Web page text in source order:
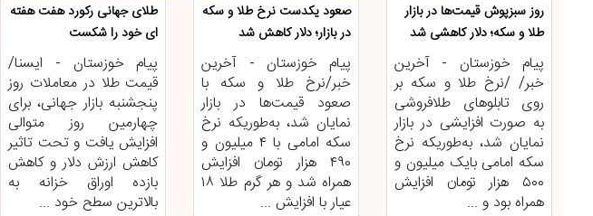
روز سبزپوش قیمت‌ها در بازار
طلا و سکه؛ دلار کاهشی شد
پیام خوزستان - آخرین
خبر/ /نرخ طلا و سکه بر
روی تابلوهای طلافروشی
به صورت افزایشی در بازار
نمایان شد، به‌طوریکه نرخ
سکه امامی بایک میلیون و
۵۰۰ هزار تومان افزایش
همراه بود و ...
صعود یکدست نرخ طلا و سکه
در بازار؛ دلار کاهش شد
پیام خوزستان - آخرین
خبر/نرخ طلا و سکه با
صعود قیمت‌ها در بازار
نمایان شد، به‌طوریکه نرخ
سکه امامی با ۴ میلیون و
۴۹۰ هزار تومان افزایش
همراه شد و هر گرم طلا ۱۸
عیار با افزایش ...
طلای جهانی رکورد هفت هفته
ای خود را شکست
پیام خوزستان - ایسنا/
قیمت طلا در معاملات روز
پنجشنبه بازار جهانی، برای
چهارمین روز متوالی
افزایش یافت و تحت تاثیر
کاهش ارزش دلار و کاهش
بازده اوراق خزانه‌ به
بالاترین سطح خود ...